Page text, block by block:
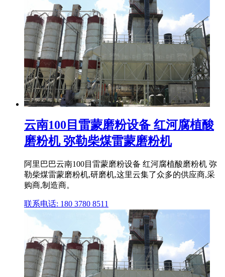
云南100目雷蒙磨粉设备 红河腐植酸
磨粉机 弥勒柴煤雷蒙磨粉机
阿里巴巴云南100目雷蒙磨粉设备 红河腐植酸磨粉机 弥
勒柴煤雷蒙磨粉机,研磨机,这里云集了众多的供应商,采
购商,制造商。
联系电话: 180 3780 8511